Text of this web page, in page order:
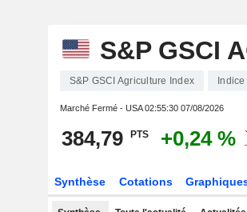
S&P GSCI
S&P GSCI Agriculture Index Indice
Marché Fermé - USA02:55:30 07/08/2026
384,79 PTS +0,24 %
Synthèse Cotations